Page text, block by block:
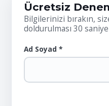
Ücretsiz
Bilgilerinizi bırakın,
doldurulması 30
Ad Soyad *